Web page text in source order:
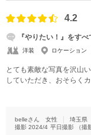
4.2
『やりたい！』をす
洋装 ロケーション
とても素敵な写真を沢山
していただき、おそらく
の仕方もまた別で面白か
取ってほしいと思うよう
belleさん 女性
埼玉県
撮影 2024/4 平日撮影 （撮